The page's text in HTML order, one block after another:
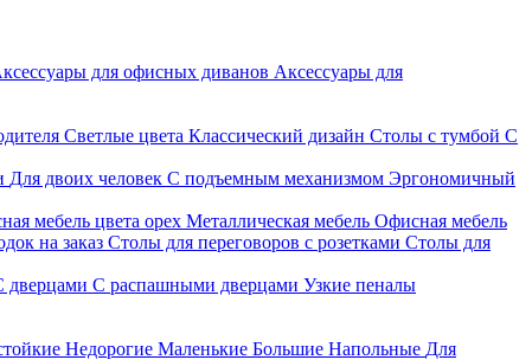
для офисных диванов Аксессуары для
Светлые цвета Классический дизайн Столы с тумбой С
Для двоих человек С подъемным механизмом Эргономичный
мебель цвета орех Металлическая мебель Офисная мебель
на заказ Столы для переговоров с розетками Столы для
дверцами С распашными дверцами Узкие пеналы
Недорогие Маленькие Большие Напольные Для